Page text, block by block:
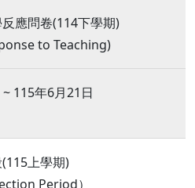
應問卷(114下學期)
to Teaching)
115年6月21日
上學期)
Period）